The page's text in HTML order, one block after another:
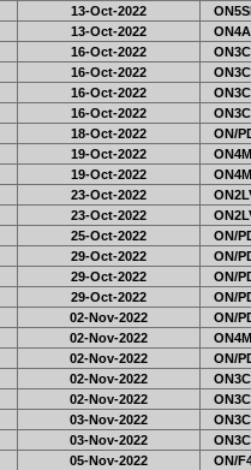
13-Oct-2022
13-Oct-2022
16-Oct-2022
16-Oct-2022
16-Oct-2022
16-Oct-2022
18-Oct-2022
ON/
19-Oct-2022
19-Oct-2022
23-Oct-2022
23-Oct-2022
25-Oct-2022
ON/
29-Oct-2022
ON/
29-Oct-2022
ON/
29-Oct-2022
ON/
02-Nov-2022
ON/
02-Nov-2022
02-Nov-2022
ON/
02-Nov-2022
02-Nov-2022
03-Nov-2022
03-Nov-2022
05-Nov-2022 ON/